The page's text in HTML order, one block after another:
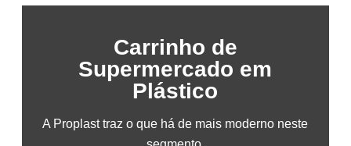
Carrinho de
Supermercado em
Plástico
A Proplast traz o que há de mais moderno neste